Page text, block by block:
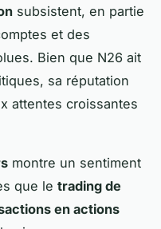
subsistent, en partie
et des
Bien que N26 ait
sa réputation
attentes croissantes
montre un sentiment
que le trading de
en actions